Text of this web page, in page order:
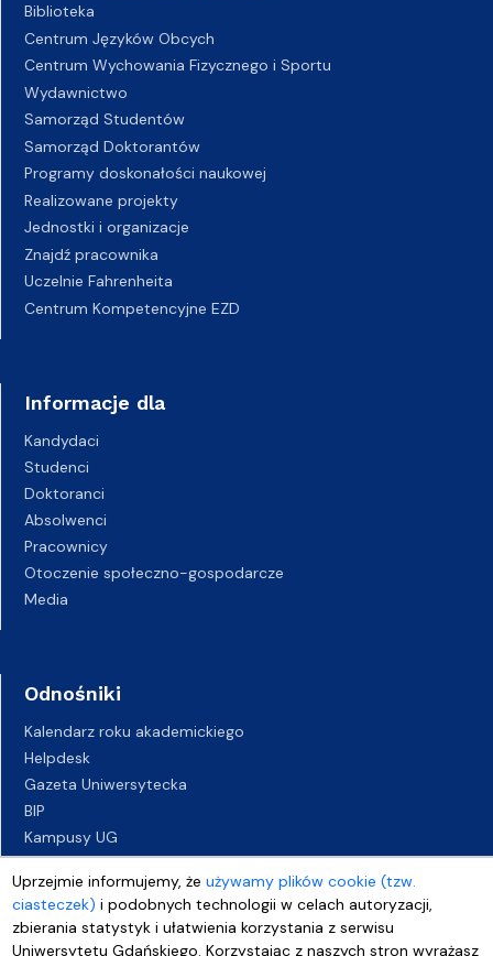
Uprzejmie informujemy, żeużywamy plików cookie (tzw.
ciasteczek) i podobnych technologii w celach autoryzacji,
zbierania statystyk i ułatwienia korzystania z serwisu
Uniwersytetu Gdańskiego. Korzystając z naszych stron wyrażasz
Biblioteka
Centrum Języków Obcych
Centrum Wychowania Fizycznego i Sportu
Wydawnictwo
Samorząd Studentów
Samorząd Doktorantów
Programy doskonałości naukowej
Realizowane projekty
Jednostki i organizacje
Znajdź pracownika
Uczelnie Fahrenheita
Centrum Kompetencyjne EZD
Informacje dla
Kandydaci
Studenci
Doktoranci
Absolwenci
Pracownicy
Otoczenie społeczno-gospodarcze
Media
Odnośniki
Kalendarz roku akademickiego
Helpdesk
Gazeta Uniwersytecka
BIP
Kampusy UG
Biuro Karier UG
Oferty pracy
Deklaracja dostępności